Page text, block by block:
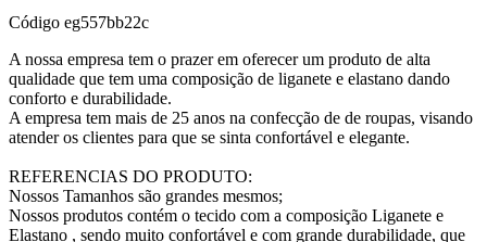
Código eg557bb22c
A nossa empresa tem o prazer em oferecer um produto de alta
qualidade que tem uma composição de liganete e elastano dando
conforto e durabilidade.
A empresa tem mais de 25 anos na confecção de de roupas, visando
atender os clientes para que se sinta confortável e elegante.
REFERENCIAS DO PRODUTO:
Nossos Tamanhos são grandes mesmos;
Nossos produtos contém o tecido com a composição Liganete e
Elastano , sendo muito confortável e com grande durabilidade, que